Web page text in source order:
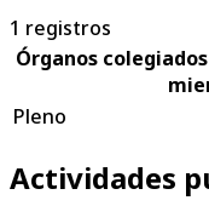
1 registros
Órganos
Pleno
Actividades